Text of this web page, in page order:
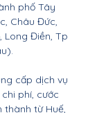
phố Tây
Châu Đức,
Long Điền, Tp
cấp dịch vụ
phí, cước
thành từ Huế,